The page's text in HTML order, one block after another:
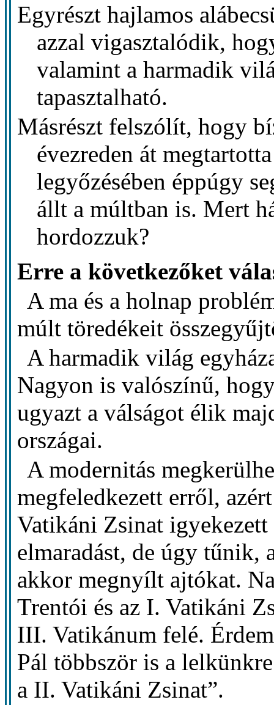
Egyrészt hajlamos
azzal vigasztalódik,
valamint a harmadik
tapasztalható.
Másrészt felszólít, hogy
évezreden át
legyőzésében éppúgy
állt a múltban is. Mert
hordozzuk?
Erre a következőket
A ma és a holnap
múlt töredékeit
A harmadik világ
Nagyon is valószínű,
ugyazt a válságot élik
országai.
A modernitás
megfeledkezett erről,
Vatikáni Zsinat
elmaradást, de úgy tűnik,
akkor megnyílt ajtókat.
Trentói és az I. Vatikáni
III. Vatikánum felé.
Pál többször is a
a II. Vatikáni Zsinat”.